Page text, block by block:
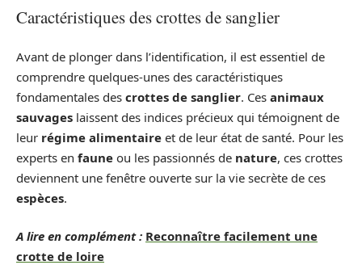
Caractéristiques des crottes de sanglier
Avant de plonger dans l’identification, il est essentiel de
comprendre quelques-unes des caractéristiques
fondamentales des crottes de sanglier. Ces animaux
sauvages laissent des indices précieux qui témoignent de
leur régime alimentaire et de leur état de santé. Pour les
experts en faune ou les passionnés de nature, ces crottes
deviennent une fenêtre ouverte sur la vie secrète de ces
espèces.
A lire en complément : Reconnaître facilement une
crotte de loire